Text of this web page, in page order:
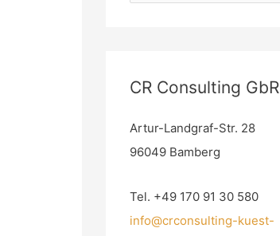
CR Consulting GbR
Artur-Landgraf-Str. 28
96049 Bamberg
Tel. +49 170 91 30 580
info@crconsulting-kuest-